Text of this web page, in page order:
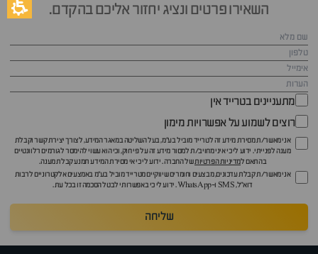
השאירו פרטים ונציג יחזור אליכם בהקדם.
מתעניינים בטרייד אין
רוצים לשמוע על אפשרויות מימון
אני מאשר/ת מסירת מידע זה לטרייד מוביל בע"מ, בעל השליטה במאגר המידע, לצורך יצירת קשר וקבלת
מענה לפנייתי. ידוע לי כי איני מחויב/ת למסור מידע זה על פי חוק, וכי הוא עשוי להימסר לגורמים רלוונטיים
בהתאם למדיניות הפרטיותשל החברה. ידוע לי כי אי מסירת המידע תמנע קבלת מענה.
אני מאשר/ת קבלת עדכונים, מבצעים וחומרים שיווקיים מטרייד מוביל בע"מ באמצעים אלקטרוניים לרבות
דוא״ל, SMS ו-WhatsApp. ידוע לי כי באפשרותי לבטל הסכמה זו בכל עת.
שליחה